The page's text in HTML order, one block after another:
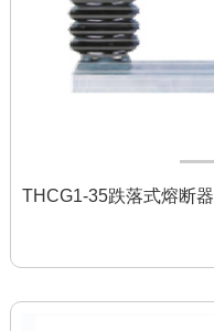
THCG1-35跌落式熔断器